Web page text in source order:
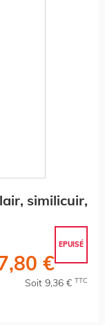
similicuir,
EPUISÉ
€
Soit 9,36 € TTC